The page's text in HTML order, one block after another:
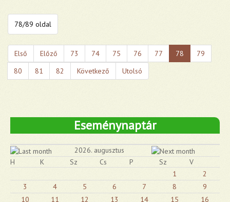
78/89 oldal
Első Előző 73 74 75 76 77 78
79
80
81 82 Következő Utolsó
Eseménynaptár
2026. augusztus
H
K Sz Cs P Sz
V
1
2
3
4 5 6 7 8
9
10
11 12 13 14 15 16